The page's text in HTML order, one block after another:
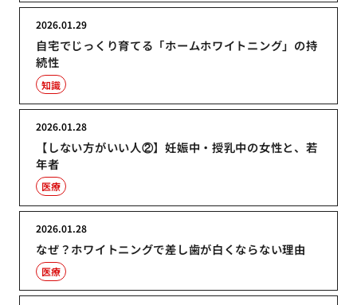
自宅でじっくり育てる「ホームホワイトニング」の持
続性
2026.01.29
知識
【しない方がいい人②】妊娠中・授乳中の女性と、若
年者
2026.01.28
医療
なぜ？ホワイトニングで差し歯が白くならない理由
2026.01.28
医療